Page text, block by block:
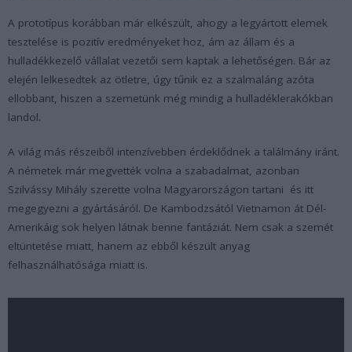
A prototípus korábban már elkészült, ahogy a legyártott elemek
tesztelése is pozitív eredményeket hoz, ám az állam és a
hulladékkezelő vállalat vezetői sem kaptak a lehetőségen. Bár az
elején lelkesedtek az ötletre, úgy tűnik ez a szalmaláng azóta
ellobbant, hiszen a szemetünk még mindig a hulladéklerakókban
landol.
A világ más részeiből intenzívebben érdeklődnek a találmány iránt.
A németek már megvették volna a szabadalmat, azonban
Szilvássy Mihály szerette volna Magyarországon tartani és itt
megegyezni a gyártásáról. De Kambodzsától Vietnamon át Dél-
Amerikáig sok helyen látnak benne fantáziát. Nem csak a szemét
eltüntetése miatt, hanem az ebből készült anyag
felhasználhatósága miatt is.